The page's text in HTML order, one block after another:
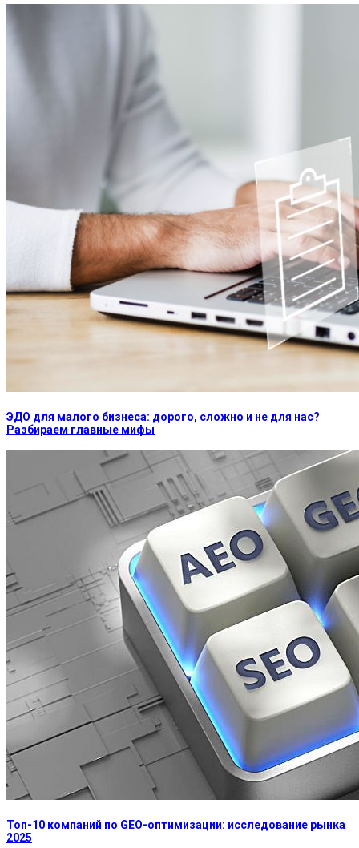
ЭДО для малого бизнеса: дорого, сложно и не для нас?
Разбираем главные мифы
Топ-10 компаний по GEO-оптимизации: исследование рынка
2025